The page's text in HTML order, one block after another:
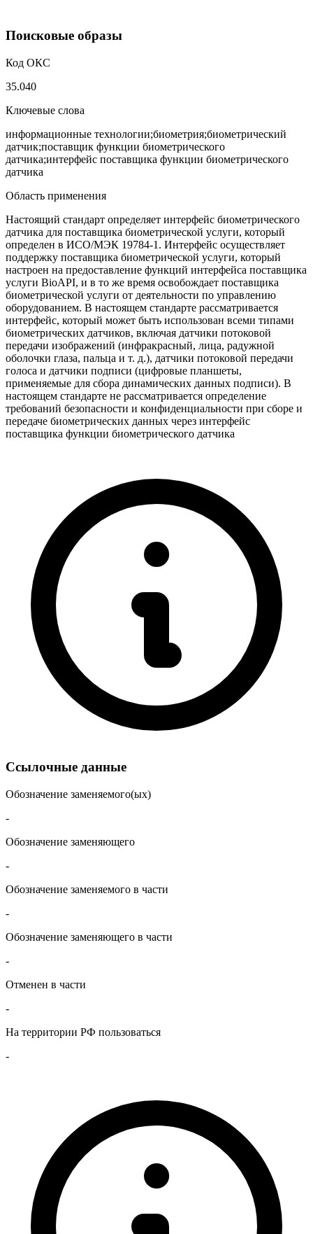
Поисковые образы
Код ОКС
35.040
Ключевые слова
информационные технологии;биометрия;биометрический
датчик;поставщик функции биометрического
датчика;интерфейс поставщика функции биометрического
датчика
Область применения
Настоящий стандарт определяет интерфейс биометрического
датчика для поставщика биометрической услуги, который
определен в ИСО/МЭК 19784-1. Интерфейс осуществляет
поддержку поставщика биометрической услуги, который
настроен на предоставление функций интерфейса поставщика
услуги BioAPI, и в то же время освобождает поставщика
биометрической услуги от деятельности по управлению
оборудованием. В настоящем стандарте рассматривается
интерфейс, который может быть использован всеми типами
биометрических датчиков, включая датчики потоковой
передачи изображений (инфракрасный, лица, радужной
оболочки глаза, пальца и т. д.), датчики потоковой передачи
голоса и датчики подписи (цифровые планшеты,
применяемые для сбора динамических данных подписи). В
настоящем стандарте не рассматривается определение
требований безопасности и конфиденциальности при сборе и
передаче биометрических данных через интерфейс
поставщика функции биометрического датчика
Ссылочные данные
Обозначение заменяемого(ых)
-
Обозначение заменяющего
-
Обозначение заменяемого в части
-
Обозначение заменяющего в части
-
Отменен в части
-
На территории РФ пользоваться
-